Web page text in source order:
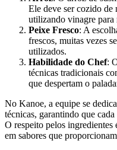
Ele deve ser cozido de
utilizando vinagre para
Peixe Fresco: A
frescos, muitas vezes
utilizados.
Habilidade do Chef:
técnicas tradicionais
que despertam o
No Kanoe, a equipe se
técnicas, garantindo que cada
O respeito pelos ingredientes
em sabores que